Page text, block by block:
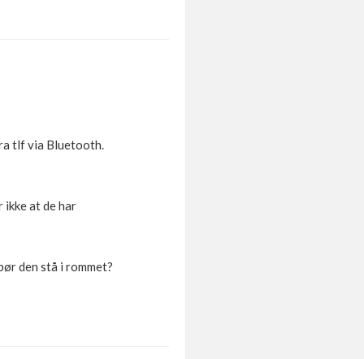
tlf via Bluetooth.
ikke at de har
den stå i rommet?